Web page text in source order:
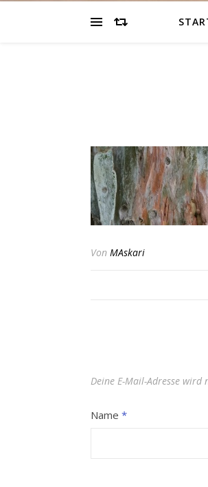
Von MAskari
Deine E-Mail-Adresse
Name *